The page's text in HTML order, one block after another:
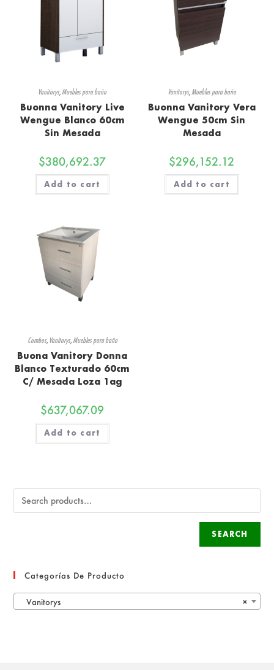
Vanitorys, Muebles para baño
Buonna Vanitory Live
Wengue Blanco 60cm
Sin Mesada
$380,692.37
Add to cart
Vanitorys, Muebles para baño
Buonna Vanitory Vera
Wengue 50cm Sin
Mesada
$296,152.12
Add to cart
Combos, Vanitorys,Muebles para baño
Buona Vanitory Donna
Blanco Texturado 60cm
C/ Mesada Loza 1ag
$637,067.09
Add to cart
SEARCH
Categorías De Producto
×
Vanitorys